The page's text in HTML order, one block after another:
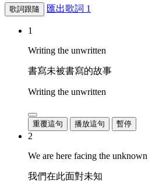
歌詞跟隨 匯出歌詞 1
1
Writing the unwritten
書寫未被書寫的故事
Writing the unwritten
重覆這句 播放這句 暫停
2
We are here facing the unknown
我們在此面對未知